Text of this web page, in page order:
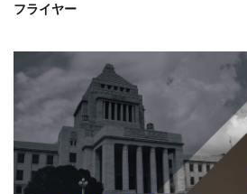
フライヤー